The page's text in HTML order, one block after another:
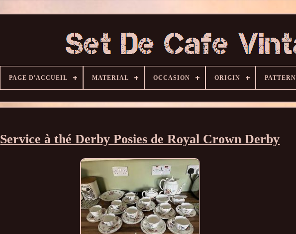
PAGE D'ACCUEIL MATERIAL OCCASION ORIGIN PATTERN
Service à thé Derby Posies de Royal Crown Derby